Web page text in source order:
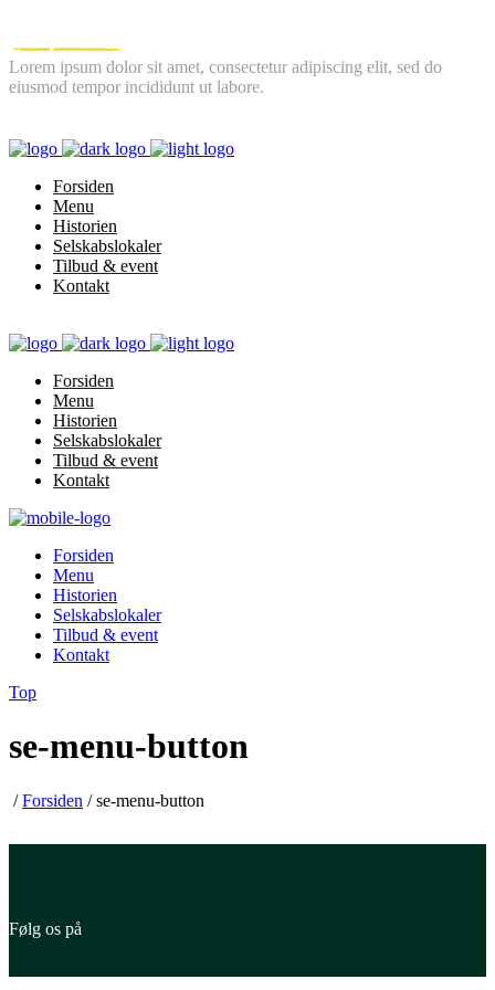
Lorem ipsum dolor sit amet, consectetur adipiscing elit, sed do
eiusmod tempor incididunt ut labore.
Forsiden
Menu
Historien
Selskabslokaler
Tilbud & event
Kontakt
Forsiden
Menu
Historien
Selskabslokaler
Tilbud & event
Kontakt
Forsiden
Menu
Historien
Selskabslokaler
Tilbud & event
Kontakt
Top
se-menu-button
/Forsiden /se-menu-button
Følg os på